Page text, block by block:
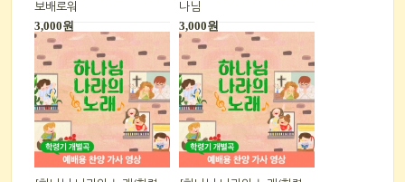
보배로워
3,000원
나님
3,000원